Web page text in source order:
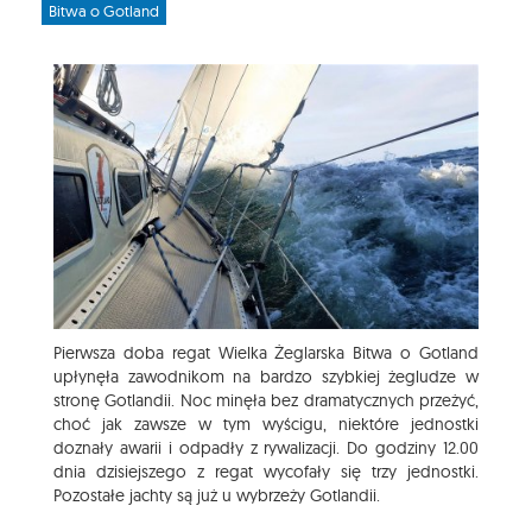
Bitwa o Gotland
Pierwsza doba regat Wielka Żeglarska Bitwa o Gotland
upłynęła zawodnikom na bardzo szybkiej żegludze w
stronę Gotlandii. Noc minęła bez dramatycznych przeżyć,
choć jak zawsze w tym wyścigu, niektóre jednostki
doznały awarii i odpadły z rywalizacji. Do godziny 12.00
dnia dzisiejszego z regat wycofały się trzy jednostki.
Pozostałe jachty są już u wybrzeży Gotlandii.